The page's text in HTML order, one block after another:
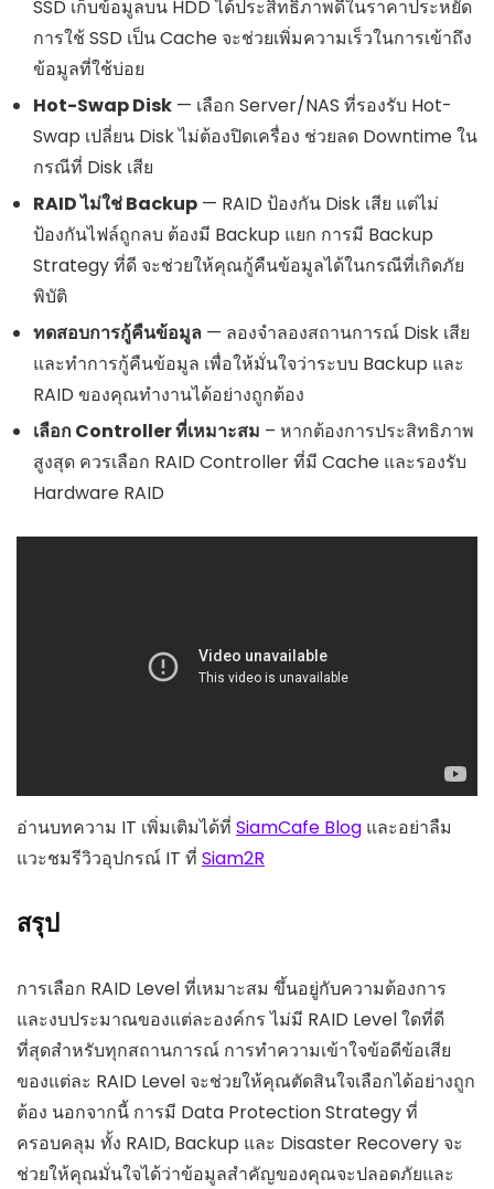
SSD เก็บข้อมูลบน HDD ได้ประสิทธิภาพดีในราคาประหยัด
การใช้ SSD เป็น Cache จะช่วยเพิ่มความเร็วในการเข้าถึง
ข้อมูลที่ใช้บ่อย
Hot-Swap Disk — เลือก Server/NAS ที่รองรับ Hot-
Swap เปลี่ยน Disk ไม่ต้องปิดเครื่อง ช่วยลด Downtime ใน
กรณีที่ Disk เสีย
RAID ไม่ใช่ Backup — RAID ป้องกัน Disk เสีย แต่ไม่
ป้องกันไฟล์ถูกลบ ต้องมี Backup แยก การมี Backup
Strategy ที่ดี จะช่วยให้คุณกู้คืนข้อมูลได้ในกรณีที่เกิดภัย
พิบัติ
ทดสอบการกู้คืนข้อมูล — ลองจำลองสถานการณ์ Disk เสีย
และทำการกู้คืนข้อมูล เพื่อให้มั่นใจว่าระบบ Backup และ
RAID ของคุณทำงานได้อย่างถูกต้อง
เลือก Controller ที่เหมาะสม – หากต้องการประสิทธิภาพ
สูงสุด ควรเลือก RAID Controller ที่มี Cache และรองรับ
Hardware RAID
อ่านบทความ IT เพิ่มเติมได้ที่ SiamCafe Blog และอย่าลืม
แวะชมรีวิวอุปกรณ์ IT ที่ Siam2R
สรุป
การเลือก RAID Level ที่เหมาะสม ขึ้นอยู่กับความต้องการ
และงบประมาณของแต่ละองค์กร ไม่มี RAID Level ใดที่ดี
ที่สุดสำหรับทุกสถานการณ์ การทำความเข้าใจข้อดีข้อเสีย
ของแต่ละ RAID Level จะช่วยให้คุณตัดสินใจเลือกได้อย่างถูก
ต้อง นอกจากนี้ การมี Data Protection Strategy ที่
ครอบคลุม ทั้ง RAID, Backup และ Disaster Recovery จะ
ช่วยให้คุณมั่นใจได้ว่าข้อมูลสำคัญของคุณจะปลอดภัยและ